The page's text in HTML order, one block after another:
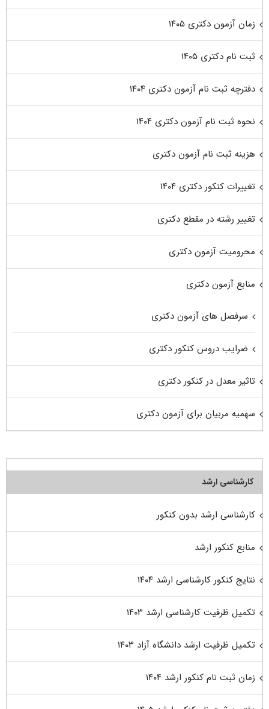
زمان آزمون دکتری ۱۴۰۵
ثبت نام دکتری ۱۴۰۵
دفترچه ثبت نام آزمون دکتری ۱۴۰۴
نحوه ثبت نام آزمون دکتری ۱۴۰۴
هزینه ثبت نام آزمون دکتری
تغییرات کنکور دکتری ۱۴۰۴
تغییر رشته در مقطع دکتری
محرومیت آزمون دکتری
منابع آزمون دکتری
سرفصل های آزمون دکتری
ضرایب دروس کنکور دکتری
تاثیر معدل در کنکور دکتری
سهمیه مربیان برای آزمون دکتری
کارشناسی ارشد
کارشناسی ارشد بدون کنکور
منابع کنکور ارشد
نتایج کنکور کارشناسی ارشد ۱۴۰۴
تکمیل ظرفیت کارشناسی ارشد ۱۴۰۳
تکمیل ظرفیت ارشد دانشگاه آزاد ۱۴۰۳
زمان ثبت نام کنکور ارشد ۱۴۰۴